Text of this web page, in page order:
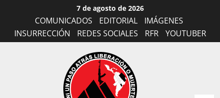
contenido
7 de agosto de 2026
COMUNICADOS EDITORIAL
IMÁGENES
INSURRECCIÓN
REDES SOCIALES RFR YOUTUBER